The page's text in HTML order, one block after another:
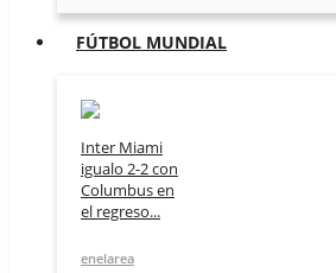
FÚTBOL MUNDIAL
Inter Miami
igualo 2-2 con
Columbus en
el regreso...
enelarea